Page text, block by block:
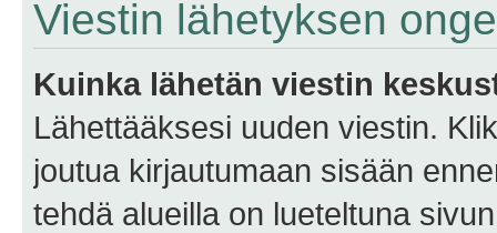
Viestin lähetyksen
Kuinka lähetän viestin
Lähettääksesi uuden viestin.
joutua kirjautumaan sisään
tehdä alueilla on lueteltuna